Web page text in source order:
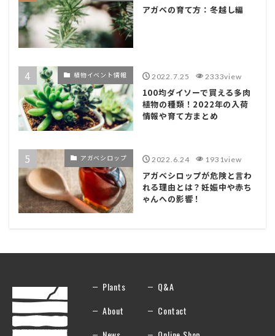
アガベの育て方：冬越し編
植物イベント情報 2022.7.25 2333view
100均ダイソーで買える多肉
植物の種類！2022年の入荷
情報や育て方まとめ
アガベシロップ 2022.6.24 1931view
アガベシロップが危険と言わ
れる理由とは？妊娠中や赤ち
ゃんへの影響！
Plants
About
Q&A
Contact